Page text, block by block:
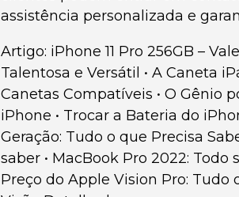
assistência personalizada e
Artigo: iPhone 11 Pro 256GB –
Talentosa e Versátil • A Caneta
Canetas Compatíveis • O Gênio
iPhone • Trocar a Bateria do
Geração: Tudo o que Precisa
saber • MacBook Pro 2022: Todo
Preço do Apple Vision Pro: Tudo